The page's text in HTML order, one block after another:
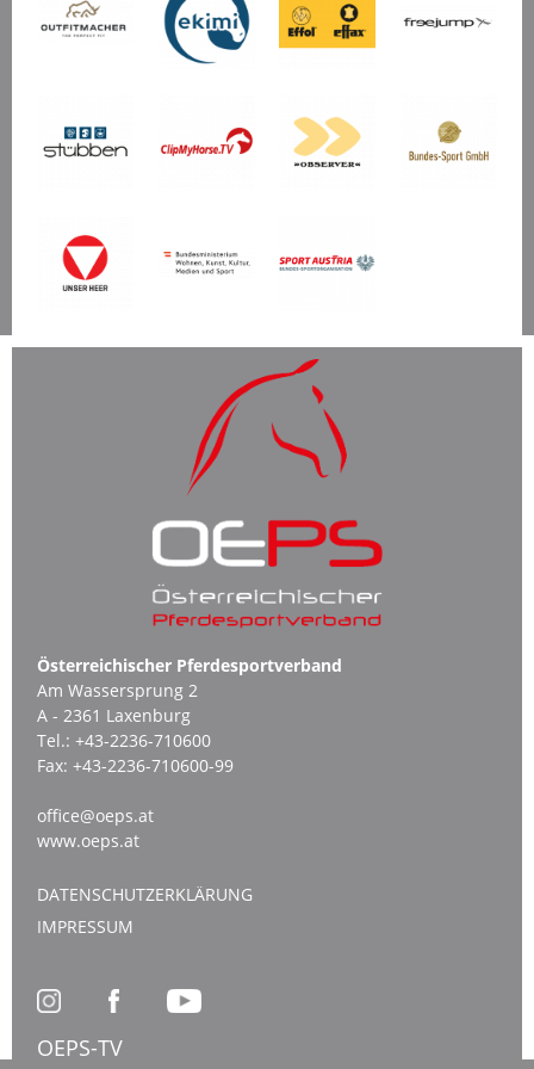
Österreichischer Pferdesportverband
Am Wassersprung 2
A - 2361 Laxenburg
Tel.: +43-2236-710600
Fax: +43-2236-710600-99
office@oeps.at
www.oeps.at
DATENSCHUTZERKLÄRUNG
IMPRESSUM
OEPS-TV